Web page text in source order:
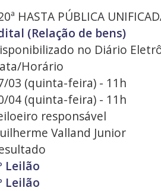
HASTA PÚBLICA
(Relação de bens)
no Diário
Horário
03 (quinta-feira) - 11h
04 (quinta-feira) - 11h
responsável
Valland Junior
Leilão
Leilão